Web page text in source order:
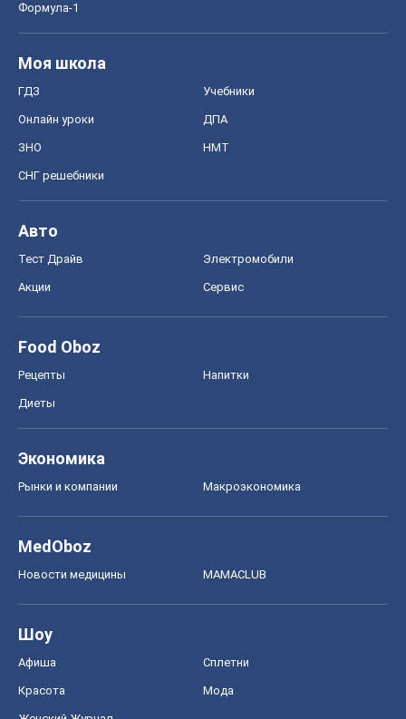
Формула-1
Моя школа
ГДЗ Учебники
Онлайн уроки ДПА
ЗНО НМТ
СНГ решебники
Авто
Тест Драйв Электромобили
Акции Сервис
Food Oboz
Рецепты Напитки
Диеты
Экономика
Рынки и компании Mакроэкономика
MedOboz
Новости медицины MAMACLUB
Шоу
Афиша Сплетни
Красота Мода